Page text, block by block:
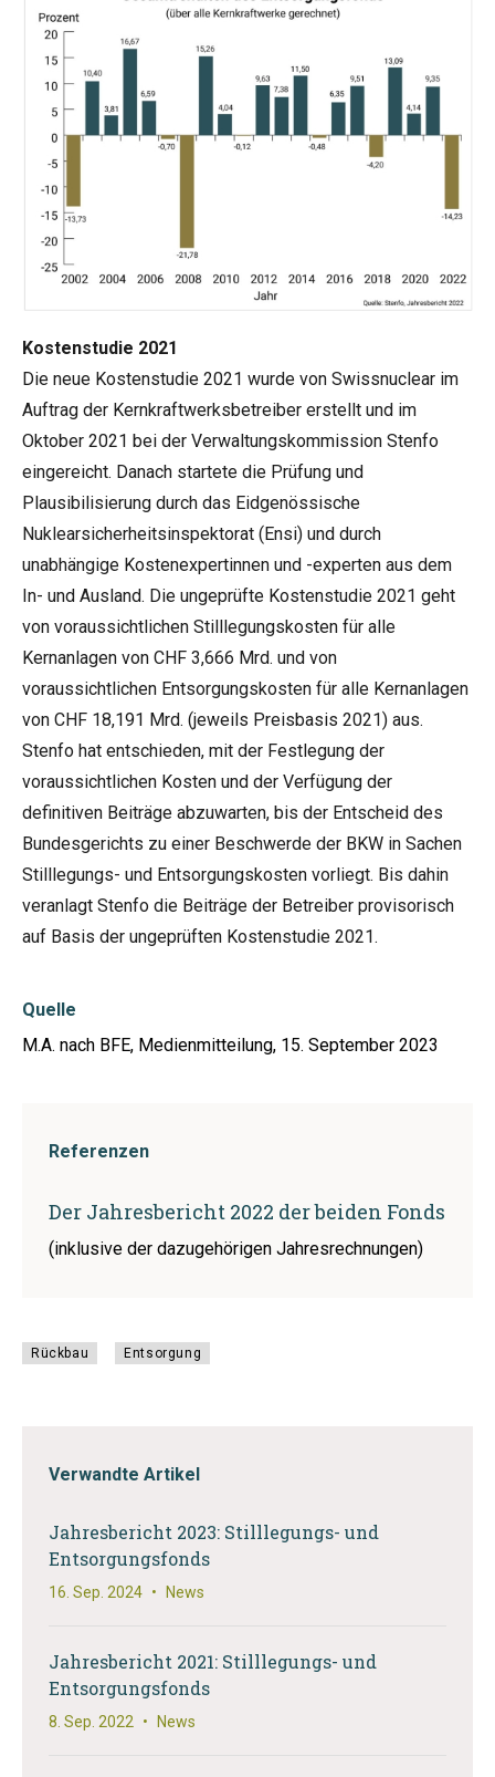
Kostenstudie 2021
Die neue Kostenstudie 2021 wurde von Swissnuclear im
Auftrag der Kernkraftwerksbetreiber erstellt und im
Oktober 2021 bei der Verwaltungskommission Stenfo
eingereicht. Danach startete die Prüfung und
Plausibilisierung durch das Eidgenössische
Nuklearsicherheitsinspektorat (Ensi) und durch
unabhängige Kostenexpertinnen und -experten aus dem
In- und Ausland. Die ungeprüfte Kostenstudie 2021 geht
von voraussichtlichen Stilllegungskosten für alle
Kernanlagen von CHF 3,666 Mrd. und von
voraussichtlichen Entsorgungskosten für alle Kernanlagen
von CHF 18,191 Mrd. (jeweils Preisbasis 2021) aus.
Stenfo hat entschieden, mit der Festlegung der
voraussichtlichen Kosten und der Verfügung der
definitiven Beiträge abzuwarten, bis der Entscheid des
Bundesgerichts zu einer Beschwerde der BKW in Sachen
Stilllegungs- und Entsorgungskosten vorliegt. Bis dahin
veranlagt Stenfo die Beiträge der Betreiber provisorisch
auf Basis der ungeprüften Kostenstudie 2021.
Quelle
M.A. nach BFE, Medienmitteilung, 15. September 2023
Referenzen
Der Jahresbericht 2022 der beiden Fonds
(inklusive der dazugehörigen Jahresrechnungen)
Rückbau Entsorgung
Verwandte Artikel
Jahresbericht 2023: Stilllegungs- und
Entsorgungsfonds
16. Sep. 2024 • News
Jahresbericht 2021: Stilllegungs- und
Entsorgungsfonds
8. Sep. 2022 • News